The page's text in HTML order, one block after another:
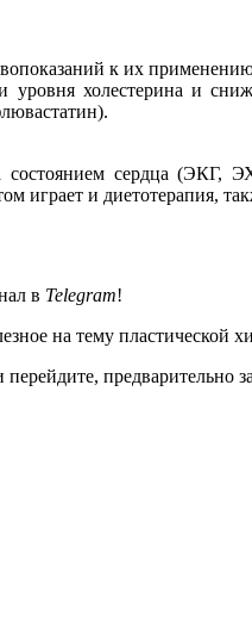
к их
уровня холестерина и
сердца (ЭКГ,
играет и диетотерапия,
в Telegram!
на тему пластической
перейдите, предварительно